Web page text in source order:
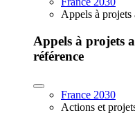
Appels à projets
Appels à projets
référence
France 2030
Actions et